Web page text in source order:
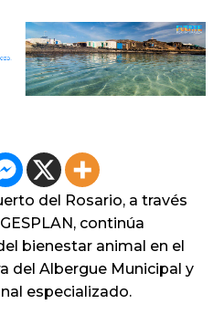
del Rosario, a través
continúa
bienestar animal en el
del Albergue Municipal y
especializado.